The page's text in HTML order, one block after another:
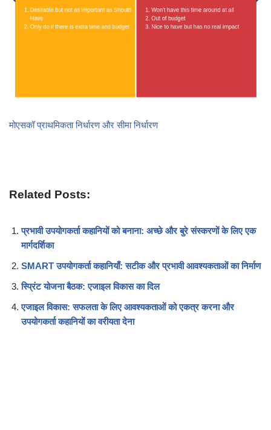
मोएसकॉ प्राथमिकता निर्धारण और सीमा निर्धारण
Related Posts:
प्रभावी उपयोगकर्ता कहानियों को बनाना: अच्छे और बुरे संस्करणों के लिए एक
मार्गदर्शिका
SMART उपयोगकर्ता कहानियाँ: सटीक और प्रभावी आवश्यकताओं का निर्माण
स्प्रिंट योजना बैठक: एजाइल विकास का दिल
एजाइल विकास: सफलता के लिए आवश्यकताओं को एकत्र करना और
उपयोगकर्ता कहानियों का वरीयता देना